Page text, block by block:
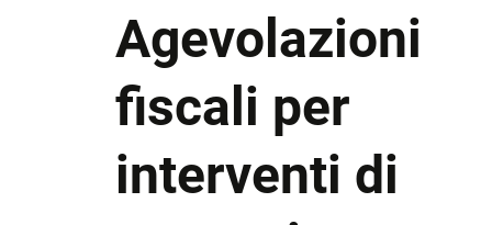
Agevolazioni
fiscali per
interventi di